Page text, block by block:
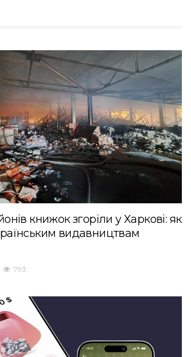
книжок згоріли у Харкові: як
видавництвам
793